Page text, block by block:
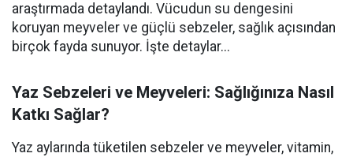
araştırmada detaylandı. Vücudun su dengesini
koruyan meyveler ve güçlü sebzeler, sağlık açısından
birçok fayda sunuyor. İşte detaylar...
Yaz Sebzeleri ve Meyveleri: Sağlığınıza Nasıl
Katkı Sağlar?
Yaz aylarında tüketilen sebzeler ve meyveler, vitamin,